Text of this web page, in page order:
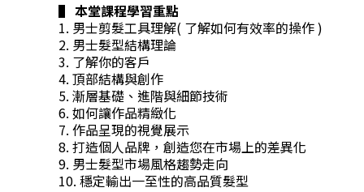
▌ 本堂課程學習重點
1. 男士剪髮工具理解( 了解如何有效率的操作 )
2. 男士髮型結構理論
3. 了解你的客戶
4. 頂部結構與創作
5. 漸層基礎、進階與細節技術
6. 如何讓作品精緻化
7. 作品呈現的視覺展示
8. 打造個人品牌，創造您在市場上的差異化
9. 男士髮型市場風格趨勢走向
10. 穩定輸出一至性的高品質髮型